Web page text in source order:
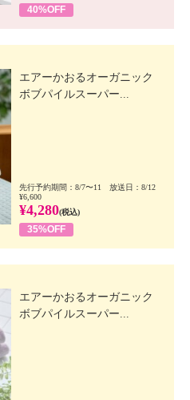
40%OFF
エアーかおるオーガニック
ボブパイルスーパー...
先行予約期間：8/7〜11 放送日：8/12
¥6,600
¥4,280(税込)
35%OFF
エアーかおるオーガニック
ボブパイルスーパー...